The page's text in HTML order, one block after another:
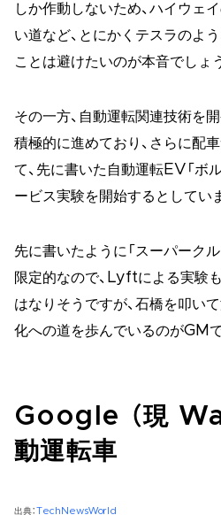
しか作動しないため、ハイウェ
い道など、とにかくテスラのよ
ことは避けたいのが本音でしょう
その一方、自動運転関連技術を
積極的に進めており、さらに配
て、先に書いた自動運転EV「ボ
ービス実験を開始するとしてい
先に書いたように「スーパーク
限定的なので、Lyftによる実験
はなりそうですが、石橋を叩い
化への道を歩んでいるのがGMで
Google （現
動運転車
出典： TechNewsWorld